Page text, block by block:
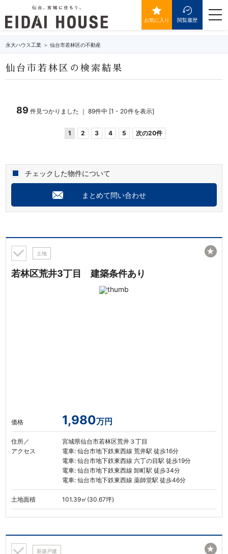
お気に入り 閲覧履歴
永大ハウス工業 仙台市若林区の不動産
仙台市若林区の検索結果
89 件見つかりました ｜ 89件中 [1 - 20件を表示]
1 2 3 4 5 次の20件
チェックした物件について
まとめて問い合わせ
土地
若林区荒井3丁目 建築条件あり
価格 1,980万円
住所／
アクセス
宮城県仙台市若林区荒井３丁目
電車: 仙台市地下鉄東西線 荒井駅 徒歩16分
電車: 仙台市地下鉄東西線 六丁の目駅 徒歩19分
電車: 仙台市地下鉄東西線 卸町駅 徒歩34分
電車: 仙台市地下鉄東西線 薬師堂駅 徒歩46分
土地面積 101.39㎡(30.67坪)
★
新築戸建 ★